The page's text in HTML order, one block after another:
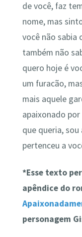
de você, faz
nome, mas
você não sabia
também não
quero hoje é
um furacão,
mais aquele
apaixonado
que queria, sou
pertenceu a
*Esse texto
apêndice do
personagem